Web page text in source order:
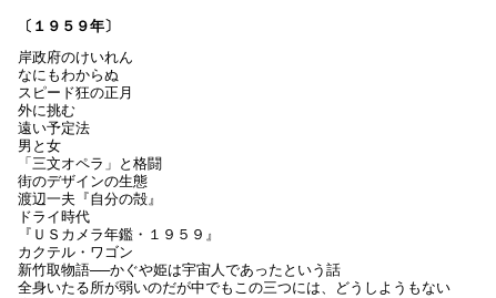
〔１９５９年〕
岸政府のけいれん
なにもわからぬ
スピード狂の正月
外に挑む
遠い予定法
男と女
「三文オペラ」と格闘
街のデザインの生態
渡辺一夫『自分の殻』
ドライ時代
『ＵＳカメラ年鑑・１９５９』
カクテル・ワゴン
新竹取物語──かぐや姫は宇宙人であったという話
全身いたる所が弱いのだが中でもこの三つには、どうしようもない